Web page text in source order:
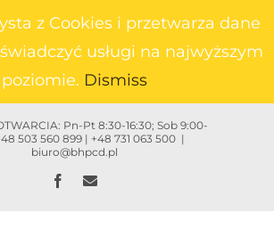
Pn-Pt 8:30-16:30; Sob 9:00-
503 560 899 | +48 731 063 500 |
biuro@bhpcd.pl
FacebookEmail
z Cookies i przetwarza dane
usługi na najwyższym
poziomie. Dismiss